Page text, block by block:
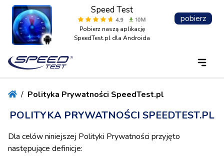
Speed Test
Pobierz naszą aplikację
SpeedTest.pl dla Androida
pobierz
/ Polityka Prywatności SpeedTest.pl
POLITYKA PRYWATNOŚCI SPEEDTEST.PL
Dla celów niniejszej Polityki Prywatności przyjęto
następujące definicje: